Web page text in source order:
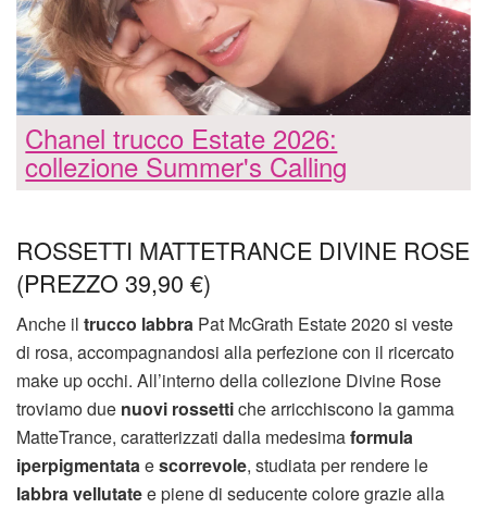
Chanel trucco Estate 2026:
collezione Summer's Calling
ROSSETTI MATTETRANCE DIVINE ROSE
(PREZZO 39,90 €)
Anche il trucco labbra Pat McGrath Estate 2020 si veste
di rosa, accompagnandosi alla perfezione con il ricercato
make up occhi. All’interno della collezione Divine Rose
troviamo due nuovi rossettiche arricchiscono la gamma
MatteTrance, caratterizzati dalla medesimaformula
iperpigmentataescorrevole, studiata per rendere le
labbra vellutatee piene di seducente colore grazie alla